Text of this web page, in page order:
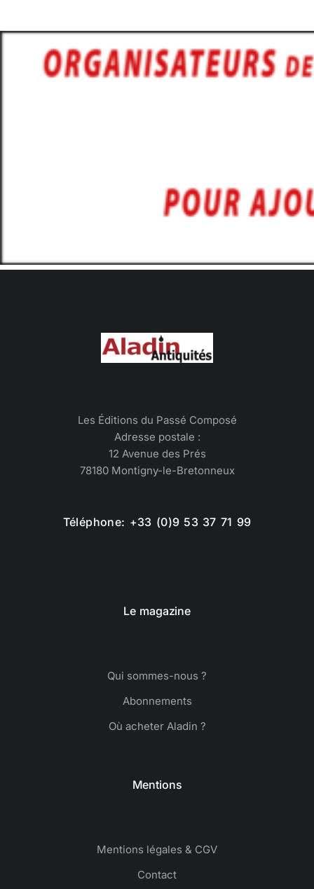
Les Éditions du Passé Composé
Adresse postale :
12 Avenue des Prés
78180 Montigny-le-Bretonneux
Téléphone: +33 (0)9 53 37 71 99
Le magazine
Qui sommes-nous ?
Abonnements
Où acheter Aladin ?
Mentions
Mentions légales & CGV
Contact